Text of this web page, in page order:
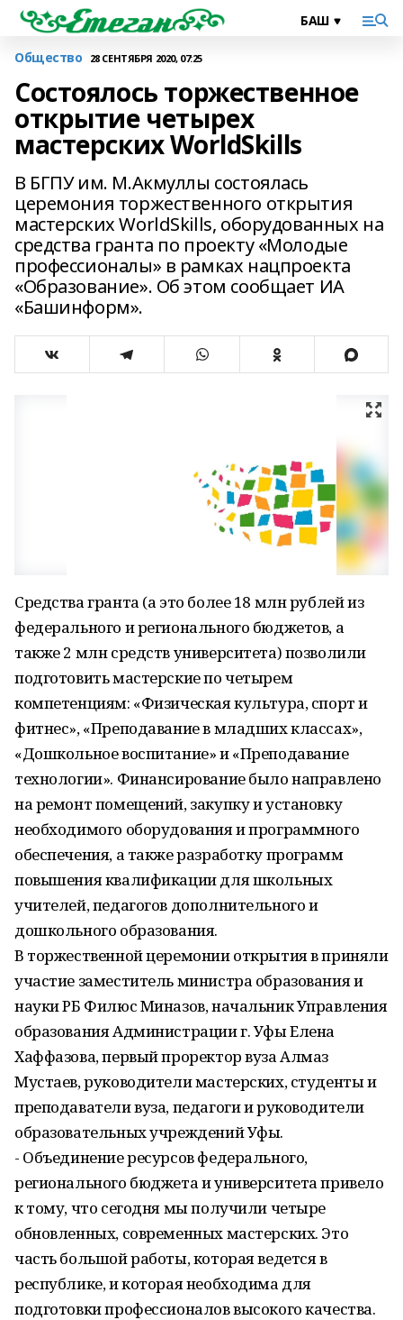
Общество 28 СЕНТЯБРЯ 2020, 07:25
Состоялось торжественное
открытие четырех
мастерских WorldSkills
В БГПУ им. М.Акмуллы состоялась
церемония торжественного открытия
мастерских WorldSkills, оборудованных на
средства гранта по проекту «Молодые
профессионалы» в рамках нацпроекта
«Образование». Об этом сообщает ИА
«Башинформ».
Средства гранта (а это более 18 млн рублей из
федерального и регионального бюджетов, а
также 2 млн средств университета) позволили
подготовить мастерские по четырем
компетенциям: «Физическая культура, спорт и
фитнес», «Преподавание в младших классах»,
«Дошкольное воспитание» и «Преподавание
технологии». Финансирование было направлено
на ремонт помещений, закупку и установку
необходимого оборудования и программного
обеспечения, а также разработку программ
повышения квалификации для школьных
учителей, педагогов дополнительного и
дошкольного образования.
В торжественной церемонии открытия в приняли
участие заместитель министра образования и
науки РБ Филюс Миназов, начальник Управления
образования Администрации г. Уфы Елена
Хаффазова, первый проректор вуза Алмаз
Мустаев, руководители мастерских, студенты и
преподаватели вуза, педагоги и руководители
образовательных учреждений Уфы.
- Объединение ресурсов федерального,
регионального бюджета и университета привело
к тому, что сегодня мы получили четыре
обновленных, современных мастерских. Это
часть большой работы, которая ведется в
республике, и которая необходима для
подготовки профессионалов высокого качества.